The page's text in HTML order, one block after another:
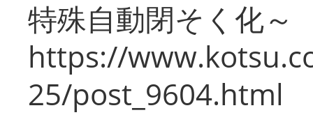
特殊自動閉そく化～
https://
25/post_9604.html